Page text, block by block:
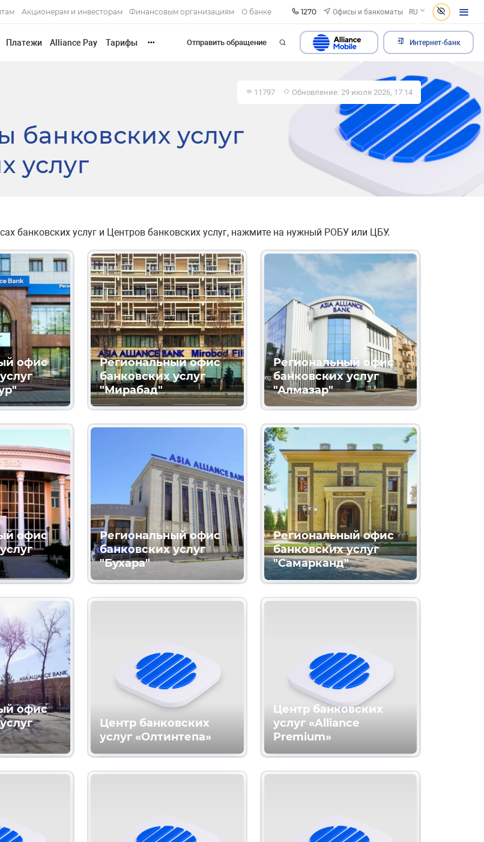
Акционерам и инвесторам Финансовым организациям О банке 1270 Офисы и банкоматы RU
Платежи Alliance Pay Тарифы ••• Отправить обращение Интернет-банк
11797 Обновление: 29 июля 2026, 17:14
банковских услуг
услуг
банковских услуг и Центров банковских услуг, нажмите на нужный РОБУ или ЦБУ.
офис
Региональный офис
банковских услуг
"Мирабад"
Региональный офис
банковских услуг
"Алмазар"
офис
Региональный офис
банковских услуг
"Бухара"
Региональный офис
банковских услуг
"Самарканд"
офис
Центр банковских
услуг «Олтинтепа»
Центр банковских
услуг «Alliance
Premium»